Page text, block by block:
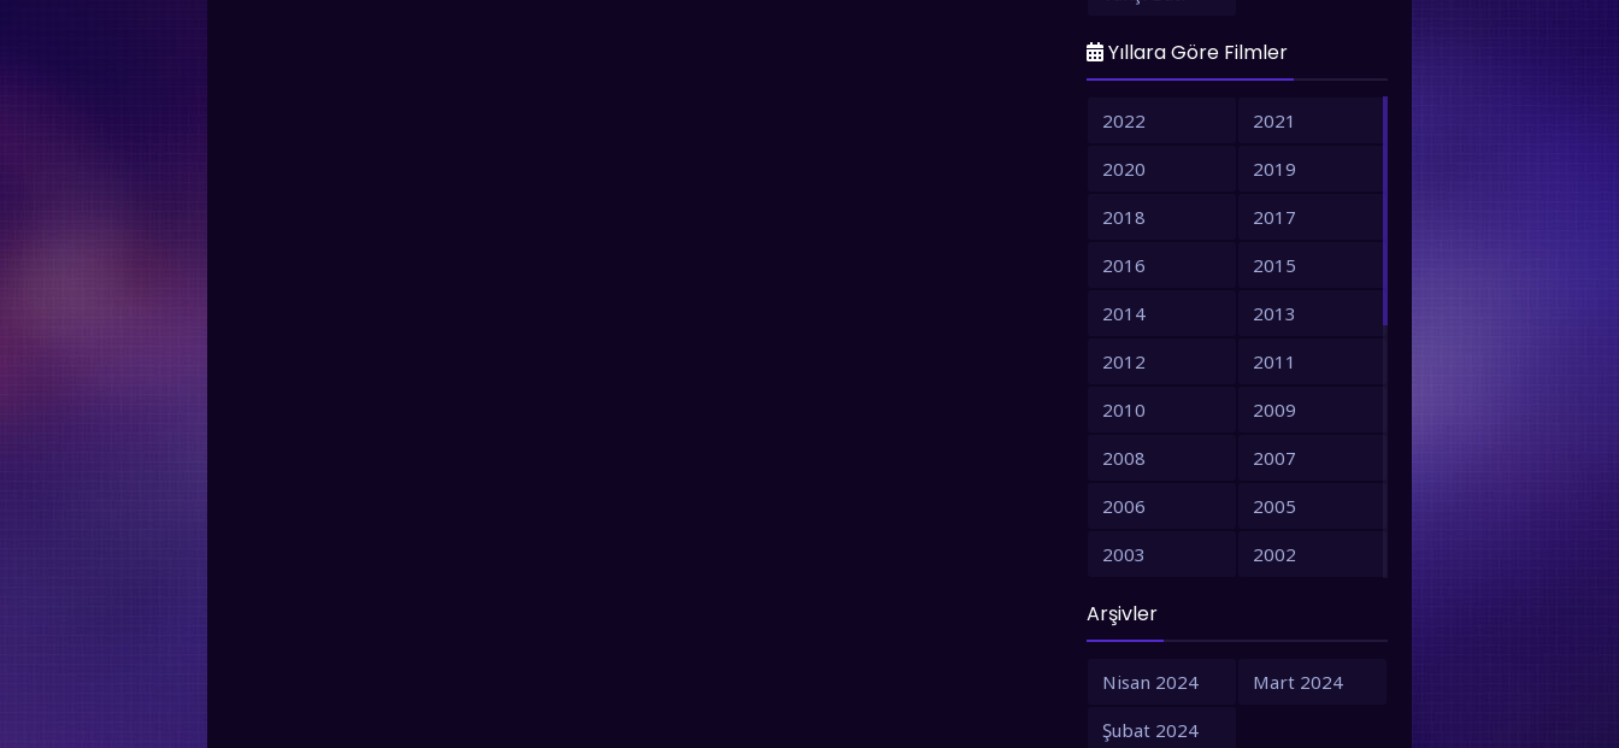
Yıllara Göre Filmler
2022
2021
2020
2019
2018
2017
2016
2015
2014
2013
2012
2011
2010
2009
2008
2007
2006
2005
2003
2002
2001
Arşivler
Nisan 2024
Mart 2024
Şubat 2024